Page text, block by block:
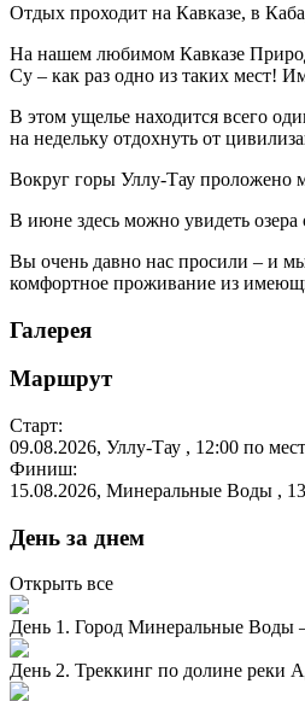
Отдых проходит на Кавказе, в
На нашем любимом Кавказе
Су – как раз одно из таких мест!
В этом ущелье находится всего
на недельку отдохнуть от
Вокруг горы Уллу-Тау
В июне здесь можно увидеть
Вы очень давно нас просили – и
комфортное проживание из
Галерея
Маршрут
Старт:
09.08.2026, Уллу-Тау , 12:00 по
Финиш:
15.08.2026, Минеральные Воды ,
День за днем
Открыть все
День 1. Город Минеральные Воды
День 2. Треккинг по долине реки